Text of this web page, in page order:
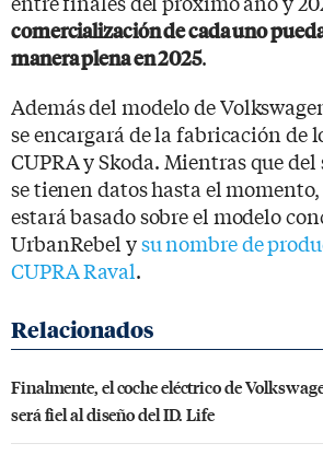
comercialización de cada uno
manera plena en 2025.
Además del modelo de
se encargará de la fabricación de
CUPRA y Skoda. Mientras que del
se tienen datos hasta el
estará basado sobre el modelo
UrbanRebel ysu nombre de
CUPRA Raval.
Finalmente, el coche eléctrico de
será fiel al diseño del ID. Life